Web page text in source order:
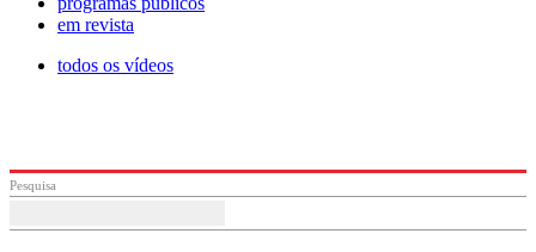
em revista
todos os vídeos
Pesquisa